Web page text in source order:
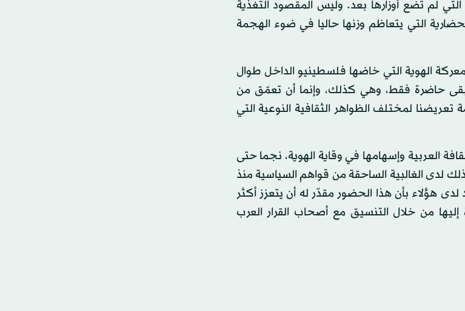
التي لم تضع أوزارها بعد. وليس المقصود التغذية
التي يتعاظم وزنها حاليا في ضوء الهجمة
الهوية التي خاضها فلسطينيو الداخل طوال
الآن لا أن تبقى حاضرة فقط، وهي كذلك، وإنما أن تعمّق من
لمختلف الظواهر الثقافية النوعية التي
العربية وإسهامها في وقاية الهوية، نجما حتى
لدى الغالبية الساحقة من قواهم السياسية منذ
لدى هؤلاء بأن هذا الحضور مقدّر له أن يتعزز أكثر
من خلال التنسيق مع أصحاب القرار العرب